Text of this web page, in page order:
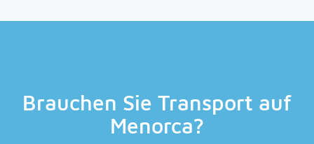
Brauchen Sie Transport auf
Menorca?